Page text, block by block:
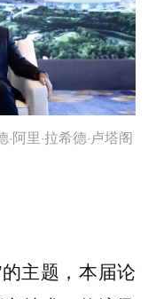
阿里·拉希德·卢塔阁
主题，本届论